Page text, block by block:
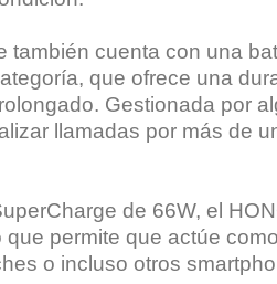
también cuenta con una
que ofrece una
Gestionada por
llamadas por más de
de 66W, el
que permite que actúe
o incluso otros